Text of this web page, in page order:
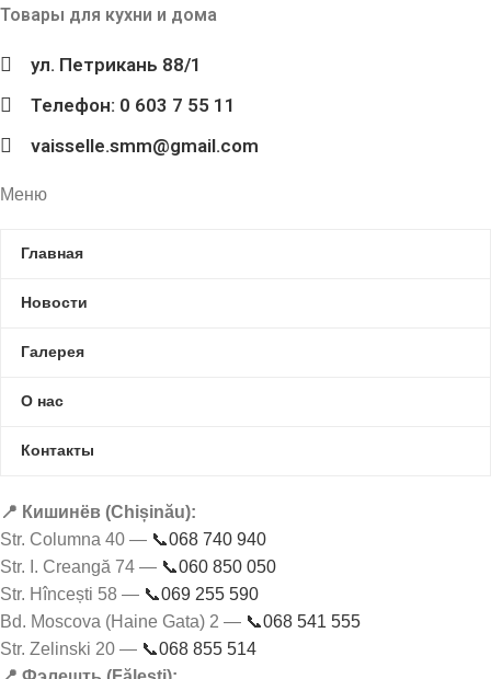
Товары для кухни и дома
ул. Петрикань 88/1
Телефон: 0 603 7 55 11
vaisselle.smm@gmail.com
Меню
Главная
Новости
Галерея
О нас
Контакты
📍 Кишинёв (Chișinău):
Str. Columna 40 — 📞068 740 940
Str. I. Creangă 74 — 📞060 850 050
Str. Hîncești 58 — 📞069 255 590
Bd. Moscova (Haine Gata) 2 — 📞068 541 555
Str. Zelinski 20 — 📞068 855 514